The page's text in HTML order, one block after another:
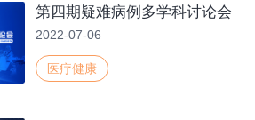
第四期疑难病例多学科讨论会
2022-07-06
医疗健康